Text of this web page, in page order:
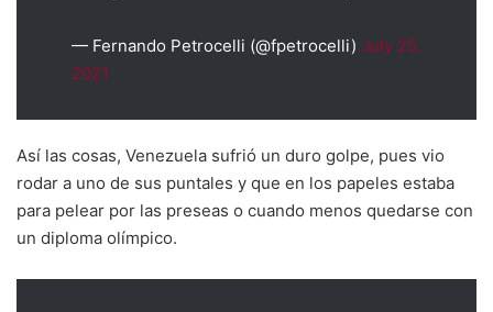
— Fernando Petrocelli (@fpetrocelli) July 25,
2021
Así las cosas, Venezuela sufrió un duro golpe, pues vio
rodar a uno de sus puntales y que en los papeles estaba
para pelear por las preseas o cuando menos quedarse con
un diploma olímpico.